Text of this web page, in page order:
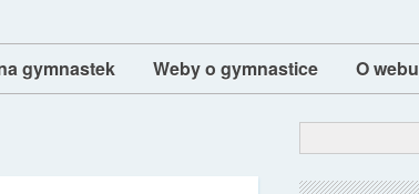
gymnastek Weby o gymnastice O webu